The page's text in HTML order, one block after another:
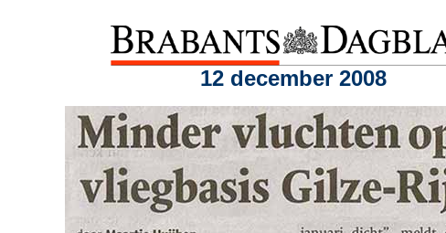
12 december 2008